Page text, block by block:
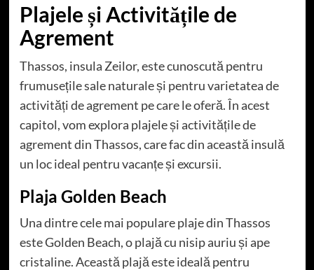
Plajele și Activitățile de
Agrement
Thassos, insula Zeilor, este cunoscută pentru
frumusețile sale naturale și pentru varietatea de
activități de agrement pe care le oferă. În acest
capitol, vom explora plajele și activitățile de
agrement din Thassos, care fac din această insulă
un loc ideal pentru vacanțe și excursii.
Plaja Golden Beach
Una dintre cele mai populare plaje din Thassos
este Golden Beach, o plajă cu nisip auriu și ape
cristaline. Această plajă este ideală pentru